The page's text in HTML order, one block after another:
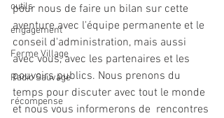
outils
engagement
Ferme Village
Radio Sauvage
récompense
pour nous de faire un bilan sur cette
aventure avec l'équipe permanente et le
conseil d'administration, mais aussi
avec vous, avec les partenaires et les
pouvoirs publics. Nous prenons du
temps pour discuter avec tout le monde
et nous vous informerons de  rencontres